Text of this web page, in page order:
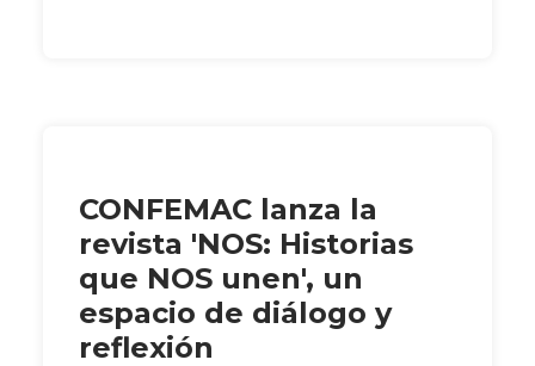
CONFEMAC lanza la
revista 'NOS: Historias
que NOS unen', un
espacio de diálogo y
reflexión